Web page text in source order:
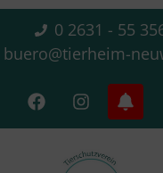
0 2631 - 55
buero@tierheim-